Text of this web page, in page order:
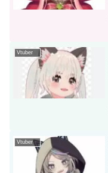
Vtuber
Vtuber